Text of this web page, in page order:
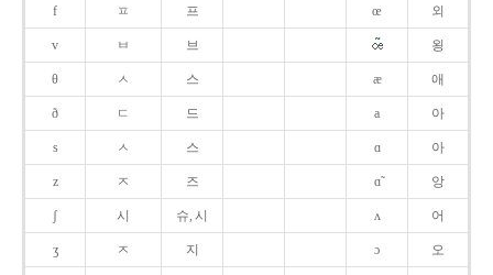
f ㅍ 프 œ 외
v ㅂ 브 욍
θ ㅅ 스 æ 애
ð ㄷ 드 a 아
s ㅅ 스 ɑ 아
z ㅈ 즈 ɑ̃ 앙
ʃ 시 슈, 시 ʌ 어
ʒ ㅈ 지 ɔ 오